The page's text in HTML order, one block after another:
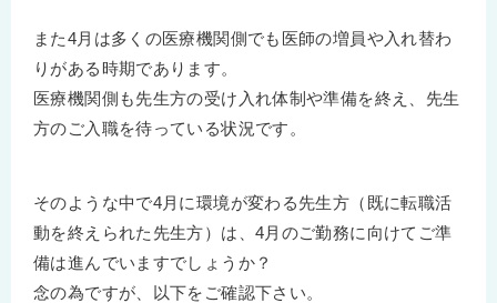
また4月は多くの医療機関側でも医師の増員や入れ替わ
りがある時期であります。
医療機関側も先生方の受け入れ体制や準備を終え、先生
方のご入職を待っている状況です。
そのような中で4月に環境が変わる先生方（既に転職活
動を終えられた先生方）は、4月のご勤務に向けてご準
備は進んでいますでしょうか？
念の為ですが、以下をご確認下さい。